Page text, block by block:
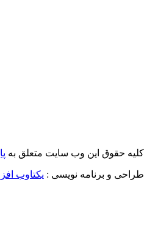
حقوق این وب سایت متعلق به
و برنامه نویسی : یکتاوب